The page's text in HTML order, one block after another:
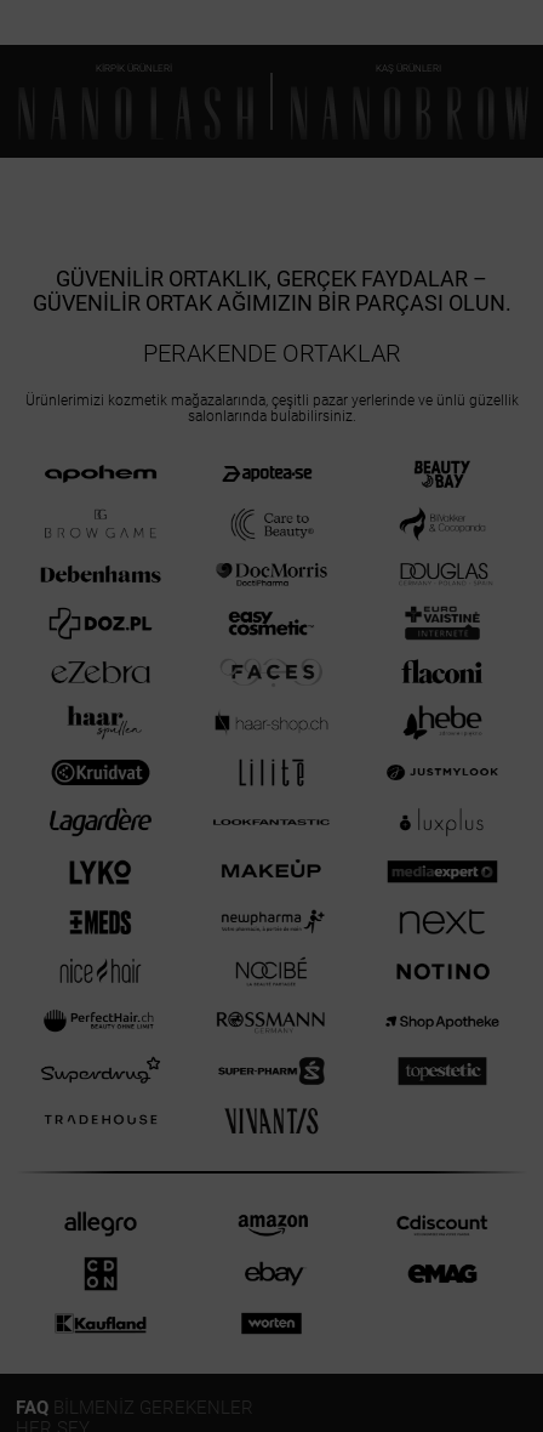
KİRPİK ÜRÜNLERİ KAŞ ÜRÜNLERI
GÜVENILIR ORTAKLIK, GERÇEK FAYDALAR –
GÜVENILIR ORTAK AĞIMIZIN BIR PARÇASI OLUN.
PERAKENDE ORTAKLAR
Ürünlerimizi kozmetik mağazalarında, çeşitli pazar yerlerinde ve ünlü güzellik
salonlarında bulabilirsiniz.
FAQBİLMENİZ GEREKENLER